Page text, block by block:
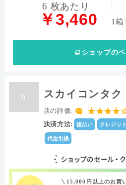
6 枚あたり
￥3,460 1箱
ショップの
9 スカイコンタク
店の評価:
決済方法: 後払い クレジット
代金引換
15,000円以上のお買